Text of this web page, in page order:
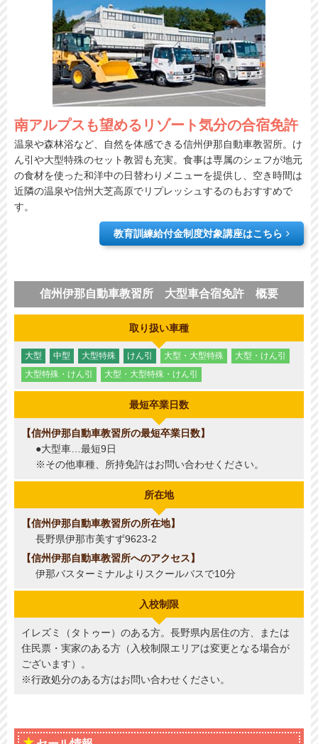
南アルプスも望めるリゾート気分の合宿免許
温泉や森林浴など、自然を体感できる信州伊那自動車教習所。け
ん引や大型特殊のセット教習も充実。食事は専属のシェフが地元
の食材を使った和洋中の日替わりメニューを提供し、空き時間は
近隣の温泉や信州大芝高原でリプレッシュするのもおすすめで
す。
教育訓練給付金制度対象講座はこちら
信州伊那自動車教習所 大型車合宿免許 概要
取り扱い車種
大型 中型 大型特殊 けん引 大型・大型特殊
大型・けん引
大型特殊・けん引
大型・大型特殊・けん引
最短卒業日数
信州伊那自動車教習所の最短卒業日数
●大型車…最短9日
※その他車種、所持免許はお問い合わせください。
所在地
信州伊那自動車教習所の所在地
長野県伊那市美すず9623-2
信州伊那自動車教習所へのアクセス
伊那バスターミナルよりスクールバスで10分
入校制限
イレズミ（タトゥー）のある方。長野県内居住の方、または
住民票・実家のある方（入校制限エリアは変更となる場合が
ございます）。
※行政処分のある方はお問い合わせください。